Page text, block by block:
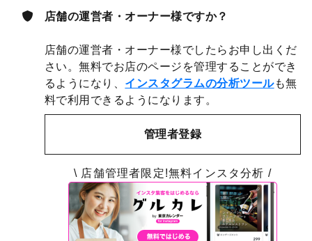
店舗の運営者・オーナー様ですか？
店舗の運営者・オーナー様でしたらお申し出くだ
さい。無料でお店のページを管理することができ
るようになり、 インスタグラムの分析ツールも無
料で利用できるようになります。
管理者登録
\ 店舗管理者限定!無料インスタ分析 /